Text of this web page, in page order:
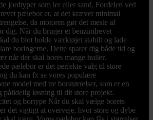
jordtyper som ler eller sand. Fordelen ved
pælebor er, at det kræver minimal
da motoren gør det meste af
dig. Når du bruger et benzindrevet
du blot holde værktøjet stabilt og lade
boringerne. Dette sparer dig både tid og
når der skal bores mange huller.
pælebor er det perfekte valg til store
du kan fx se vores populære
model med tre borstørrelser, som er en
pålidelig løsning til dit store projekt.
og bortype Når du skal vælge borets
det vigtigt at overveje, hvor store og dybe